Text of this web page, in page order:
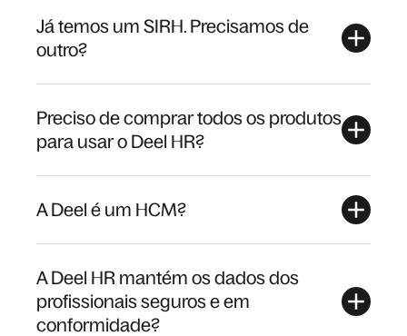
Já temos um SIRH. Precisamos de
outro?
Preciso de comprar todos os produtos
para usar o Deel HR?
A Deel é um HCM?
A Deel HR mantém os dados dos
profissionais seguros e em
conformidade?